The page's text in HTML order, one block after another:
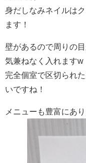
身だしなみネイルは
ます！
壁があるので周りの
気兼ねなく入れますw
完全個室で区切られ
いですね！
メニューも豊富にあり